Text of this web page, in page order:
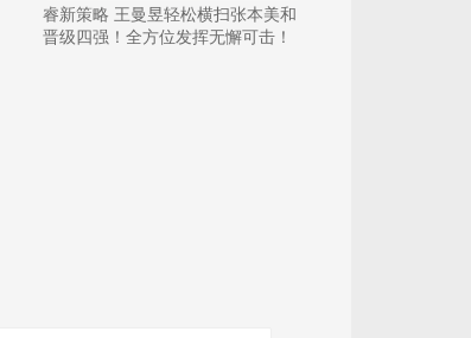
睿新策略 王曼昱轻松横扫张本美和
晋级四强！全方位发挥无懈可击！